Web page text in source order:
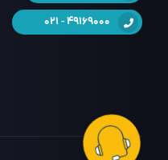
49169000 - 021